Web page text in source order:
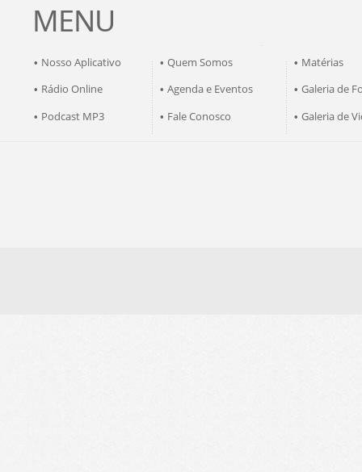
MENU
• Nosso Aplicativo • Quem Somos • Matérias
• Rádio Online • Agenda e Eventos • Galeria de
• Podcast MP3 • Fale Conosco • Galeria de